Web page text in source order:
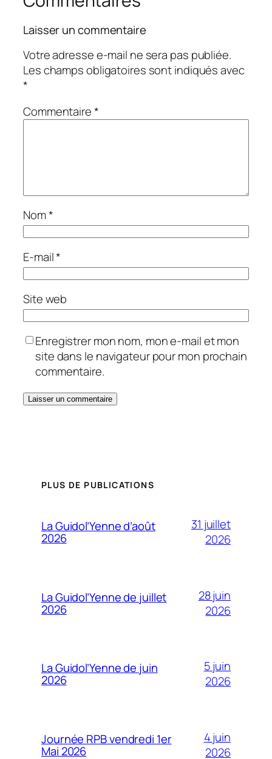
Laisser un commentaire
Votre adresse e-mail ne sera pas publiée.
Les champs obligatoires sont indiqués avec
*
Commentaire*
Nom*
E-mail*
Site web
Enregistrer mon nom, mon e-mail et mon
site dans le navigateur pour mon prochain
commentaire.
PLUS DE PUBLICATIONS
La Guidol’Yenne d’août
2026
31 juillet
2026
La Guidol’Yenne de juillet
2026
28 juin
2026
La Guidol’Yenne de juin
2026
5 juin
2026
Journée RPB vendredi 1er
Mai 2026
4 juin
2026